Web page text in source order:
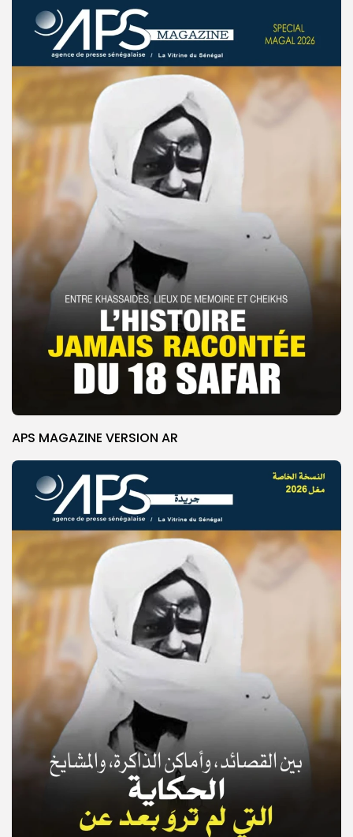
© Copyright 2025, APS
APS MAGAZINE VERSION AR